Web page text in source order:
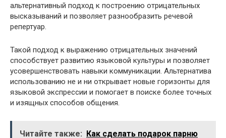
альтернативный подход к построению отрицательных
высказываний и позволяет разнообразить речевой
репертуар.
Такой подход к выражению отрицательных значений
способствует развитию языковой культуры и позволяет
усовершенствовать навыки коммуникации. Альтернатива
использованию не и ни открывает новые горизонты для
языковой экспрессии и помогает в поиске более точных
и изящных способов общения.
Читайте также: Как сделать подарок парню